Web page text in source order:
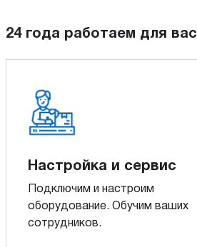
24 года работаем для вас
Настройка и сервис
Подключим и настроим
оборудование. Обучим ваших
сотрудников.